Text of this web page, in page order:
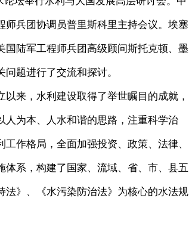
兵团协调员普里斯科里主持会议。埃塞
陆军工程师兵团高级顾问斯托克顿、墨
题进行了交流和探讨。
来，水利建设取得了举世瞩目的成就，
为本、人水和谐的思路，注重科学治
作格局，全面加强投资、政策、法律、
系，构建了国家、流域、省、市、县五
》、《水污染防治法》为核心的水法规